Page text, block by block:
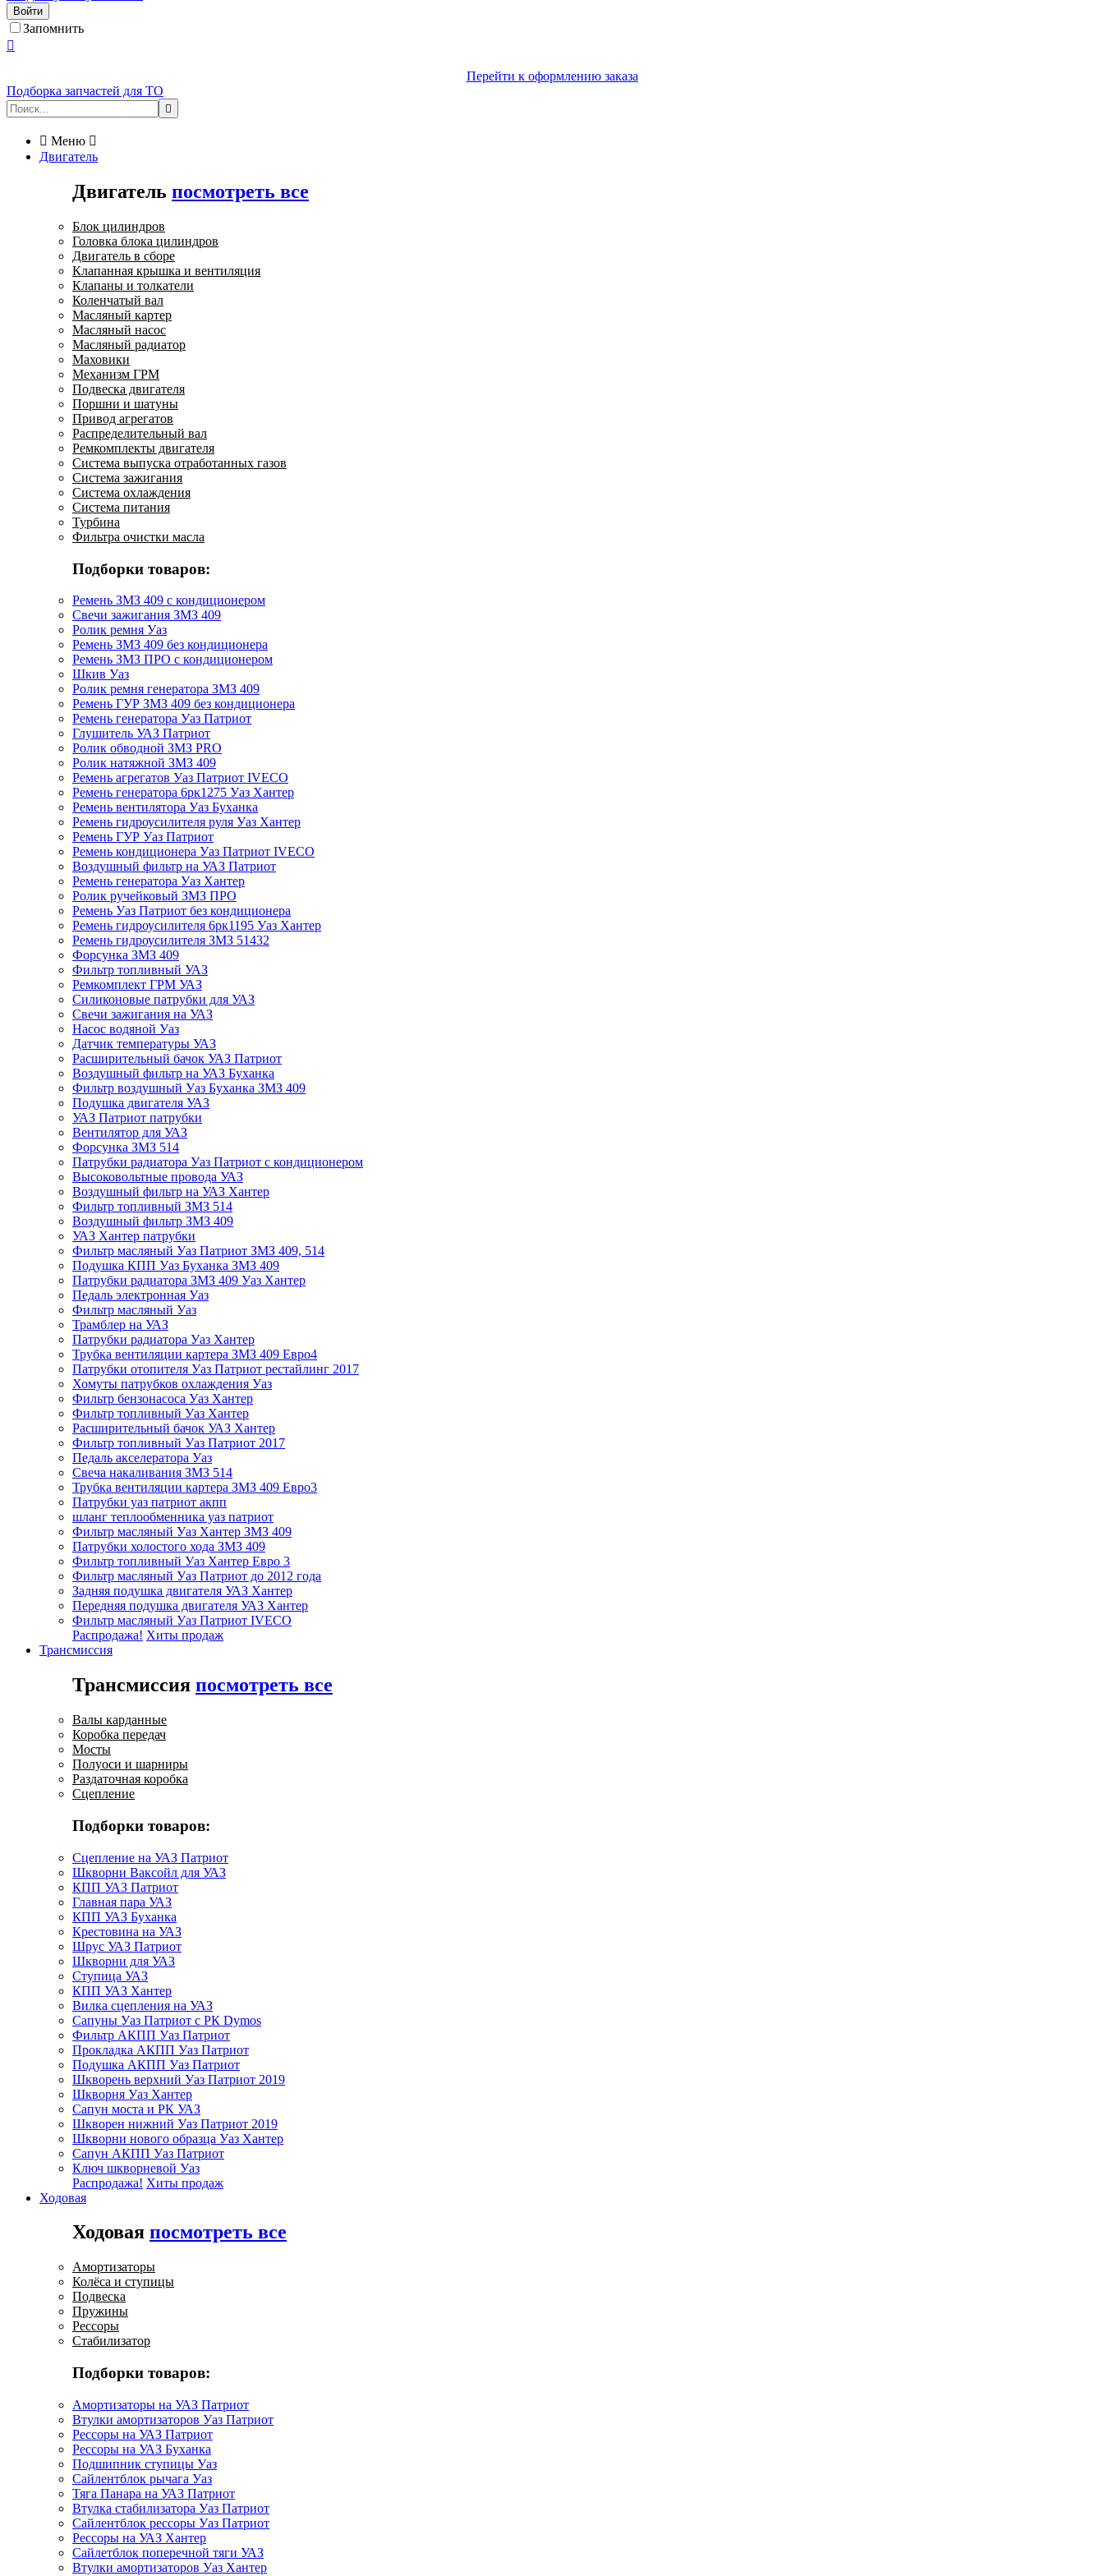
Войти
Запомнить

Перейти к оформлению заказа
Подборка запчастей для ТО

 Меню 
Двигатель
Двигатель посмотреть все
Блок цилиндров
Головка блока цилиндров
Двигатель в сборе
Клапанная крышка и вентиляция
Клапаны и толкатели
Коленчатый вал
Масляный картер
Масляный насос
Масляный радиатор
Маховики
Механизм ГРМ
Подвеска двигателя
Поршни и шатуны
Привод агрегатов
Распределительный вал
Ремкомплекты двигателя
Система выпуска отработанных газов
Система зажигания
Система охлаждения
Система питания
Турбина
Фильтра очистки масла
Подборки товаров:
Ремень ЗМЗ 409 с кондиционером
Свечи зажигания ЗМЗ 409
Ролик ремня Уаз
Ремень ЗМЗ 409 без кондиционера
Ремень ЗМЗ ПРО с кондиционером
Шкив Уаз
Ролик ремня генератора ЗМЗ 409
Ремень ГУР ЗМЗ 409 без кондиционера
Ремень генератора Уаз Патриот
Глушитель УАЗ Патриот
Ролик обводной ЗМЗ PRO
Ролик натяжной ЗМЗ 409
Ремень агрегатов Уаз Патриот IVECO
Ремень генератора 6рк1275 Уаз Хантер
Ремень вентилятора Уаз Буханка
Ремень гидроусилителя руля Уаз Хантер
Ремень ГУР Уаз Патриот
Ремень кондиционера Уаз Патриот IVECO
Воздушный фильтр на УАЗ Патриот
Ремень генератора Уаз Хантер
Ролик ручейковый ЗМЗ ПРО
Ремень Уаз Патриот без кондиционера
Ремень гидроусилителя 6рк1195 Уаз Хантер
Ремень гидроусилителя ЗМЗ 51432
Форсунка ЗМЗ 409
Фильтр топливный УАЗ
Ремкомплект ГРМ УАЗ
Силиконовые патрубки для УАЗ
Свечи зажигания на УАЗ
Насос водяной Уаз
Датчик температуры УАЗ
Расширительный бачок УАЗ Патриот
Воздушный фильтр на УАЗ Буханка
Фильтр воздушный Уаз Буханка ЗМЗ 409
Подушка двигателя УАЗ
УАЗ Патриот патрубки
Вентилятор для УАЗ
Форсунка ЗМЗ 514
Патрубки радиатора Уаз Патриот с кондиционером
Высоковольтные провода УАЗ
Воздушный фильтр на УАЗ Хантер
Фильтр топливный ЗМЗ 514
Воздушный фильтр ЗМЗ 409
УАЗ Хантер патрубки
Фильтр масляный Уаз Патриот ЗМЗ 409, 514
Подушка КПП Уаз Буханка ЗМЗ 409
Патрубки радиатора ЗМЗ 409 Уаз Хантер
Педаль электронная Уаз
Фильтр масляный Уаз
Трамблер на УАЗ
Патрубки радиатора Уаз Хантер
Трубка вентиляции картера ЗМЗ 409 Евро4
Патрубки отопителя Уаз Патриот рестайлинг 2017
Хомуты патрубков охлаждения Уаз
Фильтр бензонасоса Уаз Хантер
Фильтр топливный Уаз Хантер
Расширительный бачок УАЗ Хантер
Фильтр топливный Уаз Патриот 2017
Педаль акселератора Уаз
Свеча накаливания ЗМЗ 514
Трубка вентиляции картера ЗМЗ 409 Евро3
Патрубки уаз патриот акпп
шланг теплообменника уаз патриот
Фильтр масляный Уаз Хантер ЗМЗ 409
Патрубки холостого хода ЗМЗ 409
Фильтр топливный Уаз Хантер Евро 3
Фильтр масляный Уаз Патриот до 2012 года
Задняя подушка двигателя УАЗ Хантер
Передняя подушка двигателя УАЗ Хантер
Фильтр масляный Уаз Патриот IVECO
Распродажа! Хиты продаж
Трансмиссия
Трансмиссия посмотреть все
Валы карданные
Коробка передач
Мосты
Полуоси и шарниры
Раздаточная коробка
Сцепление
Подборки товаров:
Сцепление на УАЗ Патриот
Шкворни Ваксойл для УАЗ
КПП УАЗ Патриот
Главная пара УАЗ
КПП УАЗ Буханка
Крестовина на УАЗ
Шрус УАЗ Патриот
Шкворни для УАЗ
Ступица УАЗ
КПП УАЗ Хантер
Вилка сцепления на УАЗ
Сапуны Уаз Патриот с РК Dymos
Фильтр АКПП Уаз Патриот
Прокладка АКПП Уаз Патриот
Подушка АКПП Уаз Патриот
Шкворень верхний Уаз Патриот 2019
Шкворня Уаз Хантер
Сапун моста и РК УАЗ
Шкворен нижний Уаз Патриот 2019
Шкворни нового образца Уаз Хантер
Сапун АКПП Уаз Патриот
Ключ шкворневой Уаз
Распродажа! Хиты продаж
Ходовая
Ходовая посмотреть все
Амортизаторы
Колёса и ступицы
Подвеска
Пружины
Рессоры
Стабилизатор
Подборки товаров:
Амортизаторы на УАЗ Патриот
Втулки амортизаторов Уаз Патриот
Рессоры на УАЗ Патриот
Рессоры на УАЗ Буханка
Подшипник ступицы Уаз
Сайлентблок рычага Уаз
Тяга Панара на УАЗ Патриот
Втулка стабилизатора Уаз Патриот
Сайлентблок рессоры Уаз Патриот
Рессоры на УАЗ Хантер
Сайлетблок поперечной тяги УАЗ
Втулки амортизаторов Уаз Хантер